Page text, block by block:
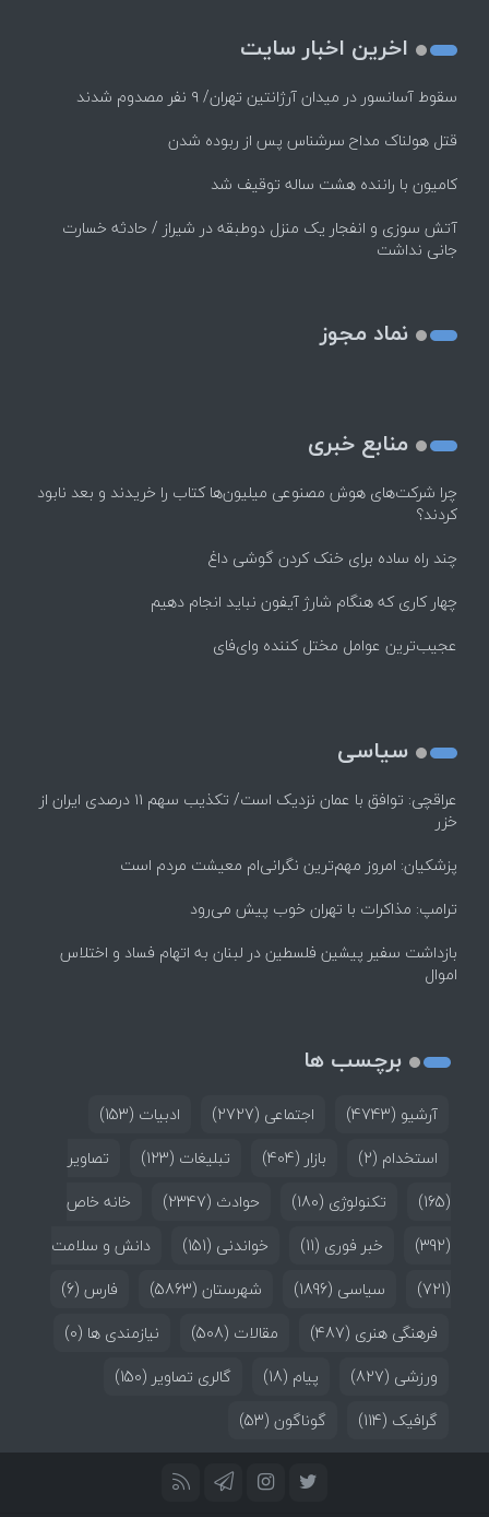
اخرین اخبار سایت
سقوط آسانسور در میدان آرژانتین تهران/ ۹ نفر مصدوم شدند
قتل هولناک مداح سرشناس پس از ربوده شدن
کامیون با راننده هشت ساله توقیف شد
آتش سوزی و انفجار یک منزل دوطبقه در شیراز / حادثه خسارت
جانی نداشت
نماد مجوز
منابع خبری
چرا شرکت‌های هوش مصنوعی میلیون‌ها کتاب را خریدند و بعد نابود
کردند؟
چند راه‌ ساده برای خنک کردن گوشی داغ
چهار کاری که هنگام شارژ آیفون نباید انجام دهیم
عجیب‌ترین عوامل مختل کننده وای‌فای
سیاسی
عراقچی: توافق با عمان نزدیک است/ تکذیب سهم ۱۱ درصدی ایران از
خزر
پزشکیان: امروز مهم‌ترین نگرانی‌ام معیشت مردم است
ترامپ: مذاکرات با تهران خوب پیش می‌رود
بازداشت سفیر پیشین فلسطین در لبنان به اتهام فساد و اختلاس
اموال
برچسب ها
آرشیو (4743) اجتماعی (2727) ادبیات (153)
استخدام (2) بازار (404) تبلیغات (123)
تصاویر
(165)
تکنولوژی (180) حوادث (2347)
خانه خاص
(392)
خبر فوری (11) خواندنی (151)
دانش و سلامت
(721)
سیاسی (1896) شهرستان (5863) فارس (6)
فرهنگی هنری (487) مقالات (508) نیازمندی ها (0)
ورزشی (827) پیام (18) گالری تصاویر (150)
گرافیک (114) گوناگون (53)